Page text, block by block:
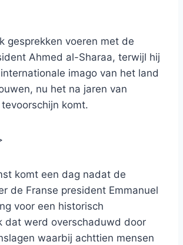
gesprekken voeren met de
Ahmed al-Sharaa, terwijl hij
imago van het land
nu het na jaren van
komt.
komt een dag nadat de
de Franse president Emmanuel
voor een historisch
dat werd overschaduwd door
waarbij achttien mensen